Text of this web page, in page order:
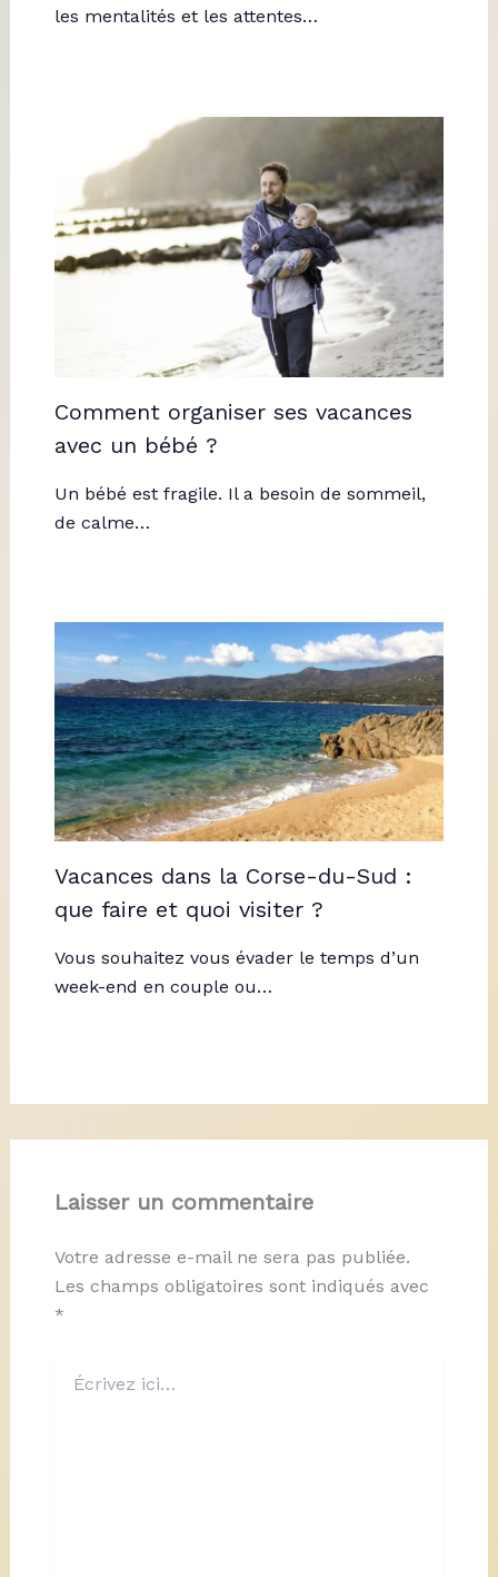
les mentalités et les attentes…
Comment organiser ses vacances
avec un bébé ?
Un bébé est fragile. Il a besoin de sommeil,
de calme…
Vacances dans la Corse-du-Sud :
que faire et quoi visiter ?
Vous souhaitez vous évader le temps d’un
week-end en couple ou…
Laisser un commentaire
Votre adresse e-mail ne sera pas publiée.
Les champs obligatoires sont indiqués avec
*
ici…